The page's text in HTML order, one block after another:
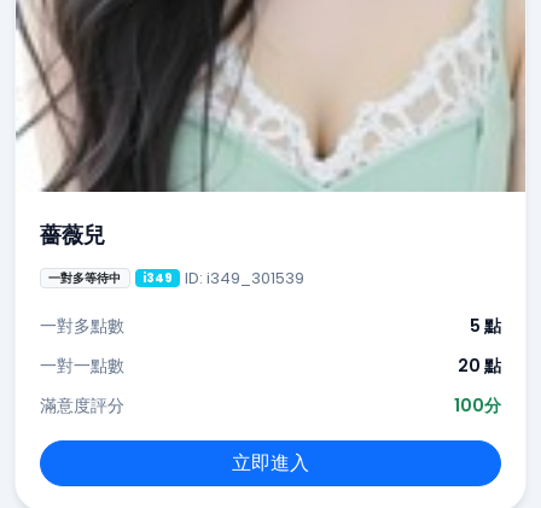
薔薇兒
一對多等待中 i349 ID: i349_301539
一對多點數
5 點
一對一點數
20 點
滿意度評分
100分
立即進入